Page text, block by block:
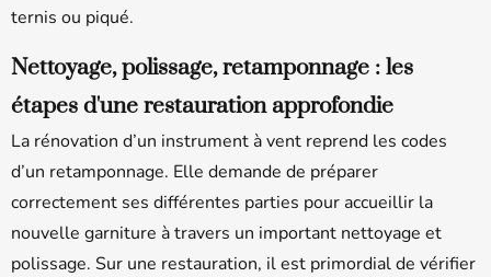
ternis ou piqué.
Nettoyage, polissage, retamponnage : les
étapes d'une restauration approfondie
La rénovation d’un instrument à vent reprend les codes
d’un retamponnage. Elle demande de préparer
correctement ses différentes parties pour accueillir la
nouvelle garniture à travers un important nettoyage et
polissage. Sur une restauration, il est primordial de vérifier